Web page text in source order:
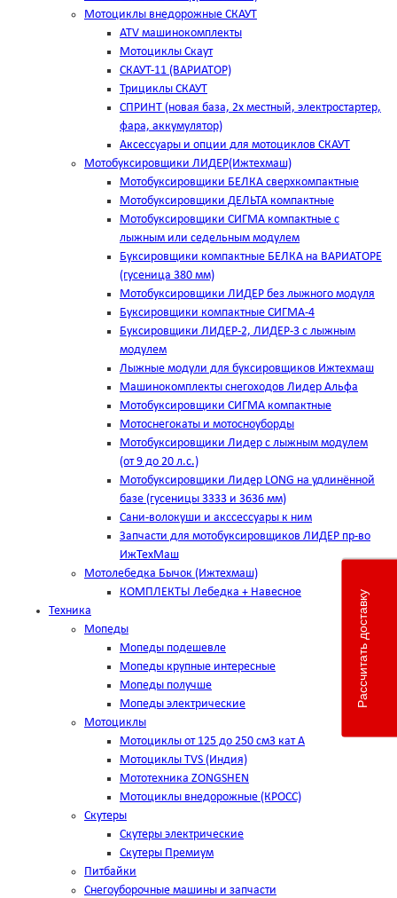
Мотоциклы внедорожные СКАУТ
ATV машинокомплекты
Мотоциклы Скаут
СКАУТ-11 (ВАРИАТОР)
Трициклы СКАУТ
СПРИНТ (новая база, 2х местный, электростартер,
фара, аккумулятор)
Аксессуары и опции для мотоциклов СКАУТ
Мотобуксировщики ЛИДЕР(Ижтехмаш)
Мотобуксировщики БЕЛКА сверхкомпактные
Мотобуксировщики ДЕЛЬТА компактные
Мотобуксировщики СИГМА компактные с
лыжным или седельным модулем
Буксировщики компактные БЕЛКА на ВАРИАТОРЕ
(гусеница 380 мм)
Мотобуксировщики ЛИДЕР без лыжного модуля
Буксировщики компактные СИГМА-4
Буксировщики ЛИДЕР-2, ЛИДЕР-3 c лыжным
модулем
Лыжные модули для буксировщиков Ижтехмаш
Машинокомплекты снегоходов Лидер Альфа
Мотобуксировщики СИГМА компактные
Мотоснегокаты и мотосноуборды
Мотобуксировщики Лидер с лыжным модулем
(от 9 до 20 л.с.)
Мотобуксировщики Лидер LONG на удлинённой
базе (гусеницы 3333 и 3636 мм)
Сани-волокуши и акссессуары к ним
Запчасти для мотобуксировщиков ЛИДЕР пр-во
ИжТехМаш
Мотолебедка Бычок (Ижтехмаш)
КОМПЛЕКТЫ Лебедка + Навесное
Техника
Мопеды
Мопеды подешевле
Мопеды крупные интересные
Мопеды получше
Мопеды электрические
Мотоциклы
Мотоциклы от 125 до 250 см3 кат А
Мотоциклы TVS (Индия)
Мототехника ZONGSHEN
Мотоциклы внедорожные (КРОСС)
Скутеры
Скутеры электрические
Скутеры Премиум
Питбайки
Снегоуборочные машины и запчасти
Рассчитать доставку